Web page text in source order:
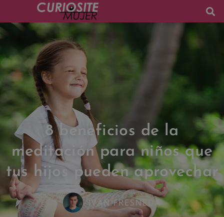
8 beneficios de la
meditación para niños que
tus hijos pueden aprovechar
IVÁN FRESNEDA